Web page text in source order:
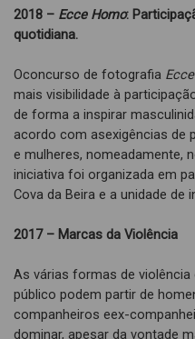
2018 – Ecce Homo:
quotidiana.
Oconcurso de fotografia
mais visibilidade à
de forma a inspirar
acordo com asexigências de
e mulheres, nomeadamente,
iniciativa foi organizada em
Cova da Beira e a unidade de
2017 – Marcas da Violência
As várias formas de
público podem partir de
companheiros eex-
dominar, apesar da vontade